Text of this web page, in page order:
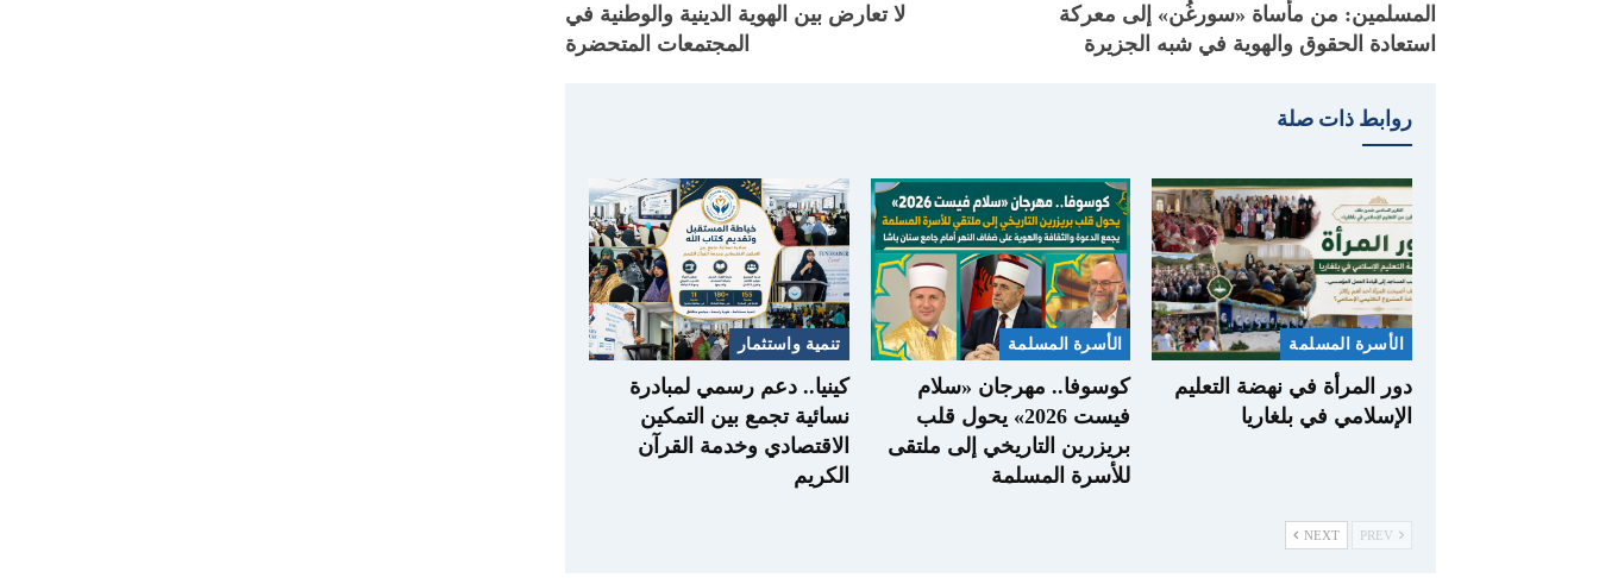
المسلمين: من مأساة «سورغُن» إلى معركة
استعادة الحقوق والهوية في شبه الجزيرة
لا تعارض بين الهوية الدينية والوطنية في
المجتمعات المتحضرة
روابط ذات صلة
الأسرة المسلمة
دور المرأة في نهضة التعليم
الإسلامي في بلغاريا
الأسرة المسلمة
كوسوفا.. مهرجان «سلام
فيست 2026» يحول قلب
بريزرين التاريخي إلى ملتقى
للأسرة المسلمة
تنمية واستثمار
كينيا.. دعم رسمي لمبادرة
نسائية تجمع بين التمكين
الاقتصادي وخدمة القرآن
الكريم
NEXT